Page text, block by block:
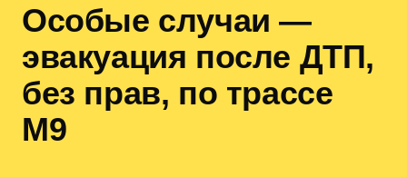
Особые случаи —
эвакуация после ДТП,
без прав, по трассе
М9